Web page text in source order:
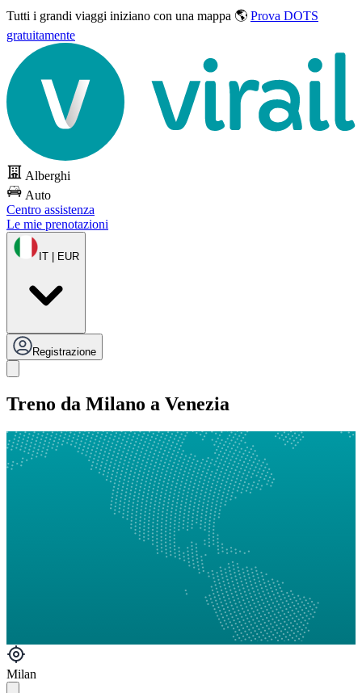
Tutti i grandi viaggi iniziano con una mappa 🌎 Prova DOTS
gratuitamente
Alberghi
Auto
Centro assistenza
Le mie prenotazioni
IT | EUR
Registrazione
Treno da Milano a Venezia
Milan